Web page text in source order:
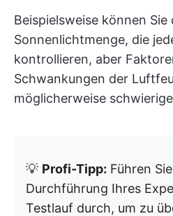
Beispielsweise können Sie
Sonnenlichtmenge, die
kontrollieren, aber
Schwankungen der
möglicherweise
💡 Profi-Tipp: Führen
Durchführung Ihres
Testlauf durch, um zu